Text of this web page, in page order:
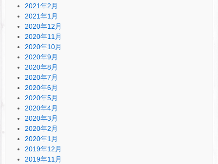
2021年2月
2021年1月
2020年12月
2020年11月
2020年10月
2020年9月
2020年8月
2020年7月
2020年6月
2020年5月
2020年4月
2020年3月
2020年2月
2020年1月
2019年12月
2019年11月